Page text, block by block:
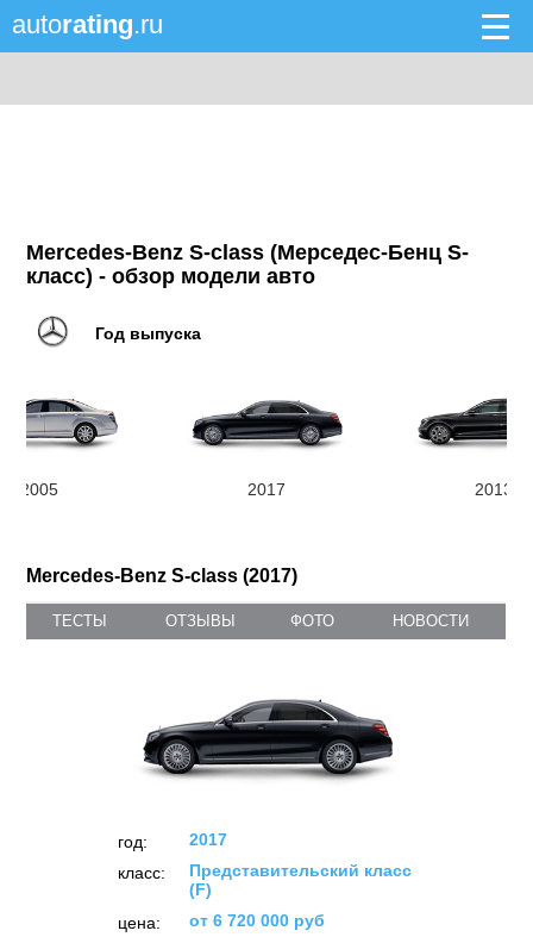
autorating.ru
Mercedes-Benz S-class (Мерседес-Бенц S-
класс) - обзор модели авто
Год выпуска
2005 2017 2013
Mercedes-Benz S-class (2017)
ТЕСТЫ ОТЗЫВЫ ФОТО НОВОСТИ
год:
2017
класс:
Представительский класс
(F)
цена:
от 6 720 000 руб